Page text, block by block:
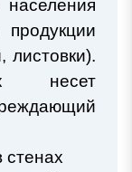
несет
стенах